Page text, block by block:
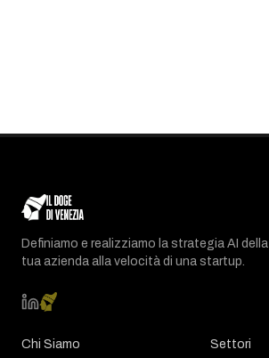
Definiamo e realizziamo la strategia AI della
tua azienda alla velocità di una startup.
Chi Siamo Settori